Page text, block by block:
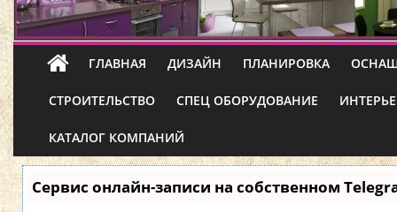
ГЛАВНАЯ ДИЗАЙН ПЛАНИРОВКА
СТРОИТЕЛЬСТВО СПЕЦ ОБОРУДОВАНИЕ
КАТАЛОГ КОМПАНИЙ
Сервис онлайн-записи на собственном